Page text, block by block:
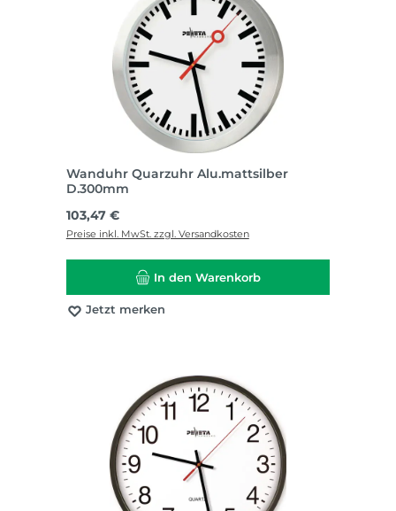
Wanduhr Quarzuhr Alu.mattsilber
D.300mm
Regulärer Preis:
103,47 €
Preise inkl. MwSt. zzgl. Versandkosten
In den Warenkorb
Jetzt merken